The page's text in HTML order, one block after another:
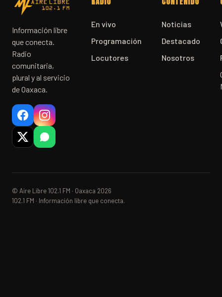
Información libre
que conecta.
Radio
comunitaria,
plural y al servicio
de Oaxaca.
En vivo
Programación
Locutores
Noticias
Destacado
Nosotros
© Aire Libre 102.1 FM · Oaxaca 2026
102.1 FM · Información libre que conecta.